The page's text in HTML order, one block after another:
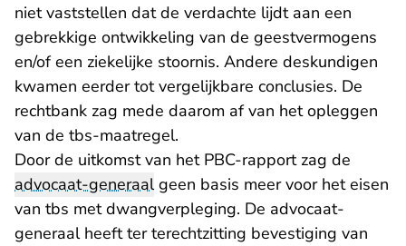
niet vaststellen dat de verdachte lijdt aan een
gebrekkige ontwikkeling van de geestvermogens
en/of een ziekelijke stoornis. Andere deskundigen
kwamen eerder tot vergelijkbare conclusies. De
rechtbank zag mede daarom af van het opleggen
van de tbs-maatregel.
Door de uitkomst van het PBC-rapport zag de
advocaat-generaalgeen basis meer voor het eisen
van tbs met dwangverpleging. De advocaat-
generaal heeft ter terechtzitting bevestiging van